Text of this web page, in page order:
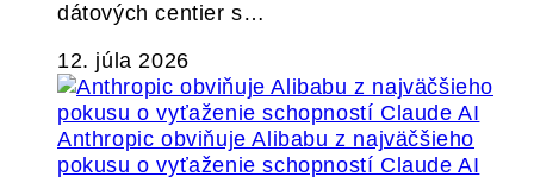
dátových centier s…
12. júla 2026
Anthropic obviňuje Alibabu z najväčšieho
pokusu o vyťaženie schopností Claude AI